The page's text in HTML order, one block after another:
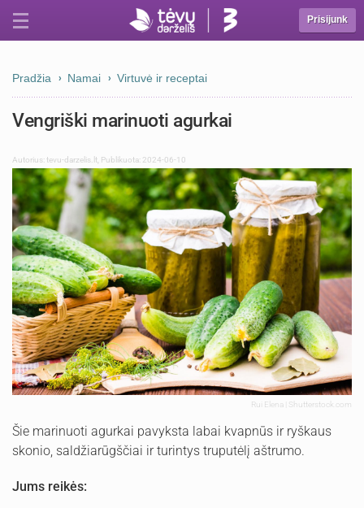
Prisijunk
Pradžia Namai Virtuvė ir receptai
Vengriški marinuoti agurkai
Autorius:tevu-darzelis.lt Publikuota: 2024-06-10
Rui Elena | Shutterstock.com
Šie marinuoti agurkai pavyksta labai kvapnūs ir ryškaus
skonio, saldžiarūgščiai ir turintys truputėlį aštrumo.
Jums reikės: